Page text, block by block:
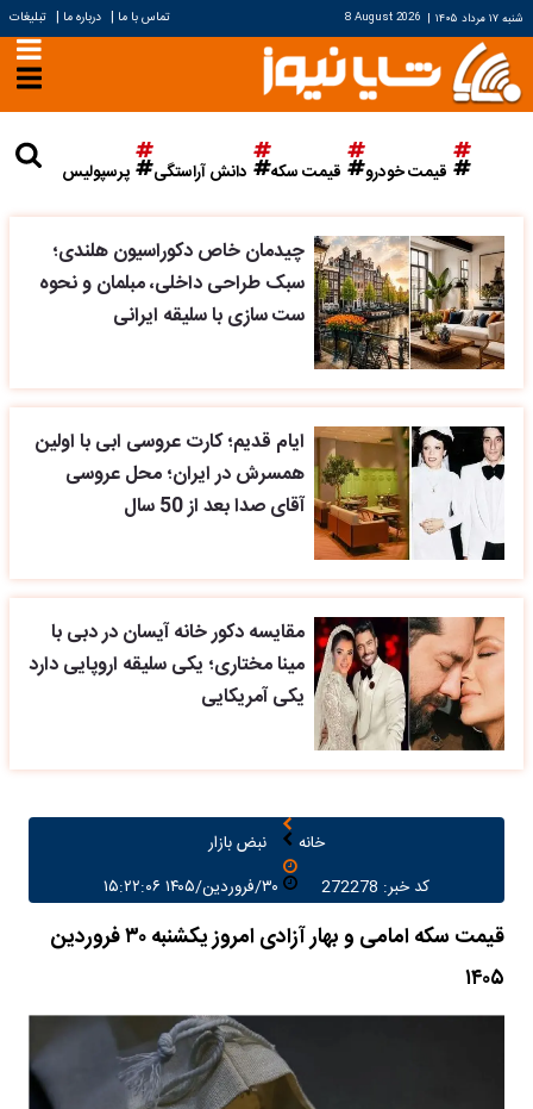
شنبه ۱۷ مرداد ۱۴۰۵ |
8 August 2026 تماس با ما | درباره ما | تبلیغات
قیمت خودرو قیمت سکه دانش آراستگی پرسپولیس
چیدمان خاص دکوراسیون هلندی؛
سبک طراحی داخلی، مبلمان و نحوه
ست سازی با سلیقه ایرانی
ایام قدیم؛ کارت عروسی ابی با اولین
همسرش در ایران؛ محل عروسی
آقای صدا بعد از 50 سال
مقایسه دکور خانه آیسان در دبی با
مینا مختاری؛ یکی سلیقه اروپایی دارد
یکی آمریکایی
خانه
نبض بازار
کد خبر: 272278
قیمت سکه امامی و بهار آزادی امروز یکشنبه ۳۰ فروردین
۱۴۰۵